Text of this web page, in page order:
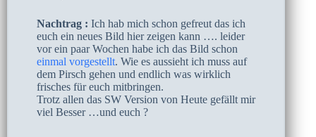
Nachtrag : Ich hab mich schon gefreut das ich
euch ein neues Bild hier zeigen kann …. leider
vor ein paar Wochen habe ich das Bild schon
einmal vorgestellt. Wie es aussieht ich muss auf
dem Pirsch gehen und endlich was wirklich
frisches für euch mitbringen.
Trotz allen das SW Version von Heute gefällt mir
viel Besser …und euch ?